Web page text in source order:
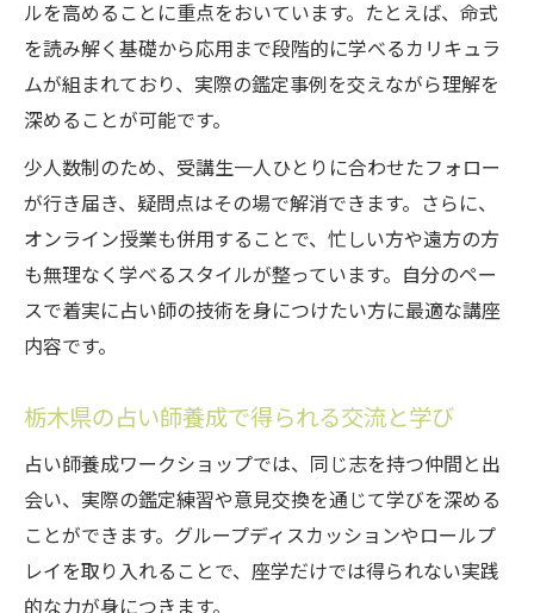
スクールで学ぶ占い師養成の初歩的な内容
占い師養成で実践力が身につく学び方の工
実践型占い師養成で得られる技術と経験
占い師養成ワークショップのフィードバッ
ワークショップで得る占い技術の新しい学び方
栃木県のワークショップで身につく占い技
術
占い師養成で実感する新しい学び方の魅力
スクール形式のワークショップ活用ポイン
ルを高めることに重点をおいています。たとえば、命式
を読み解く基礎から応用まで段階的に学べるカリキュラ
ムが組まれており、実際の鑑定事例を交えながら理解を
深めることが可能です。
少人数制のため、受講生一人ひとりに合わせたフォロー
が行き届き、疑問点はその場で解消できます。さらに、
オンライン授業も併用することで、忙しい方や遠方の方
も無理なく学べるスタイルが整っています。自分のペー
スで着実に占い師の技術を身につけたい方に最適な講座
内容です。
栃木県の占い師養成で得られる交流と学び
占い師養成ワークショップでは、同じ志を持つ仲間と出
会い、実際の鑑定練習や意見交換を通じて学びを深める
ことができます。グループディスカッションやロールプ
レイを取り入れることで、座学だけでは得られない実践
的な力が身につきます。